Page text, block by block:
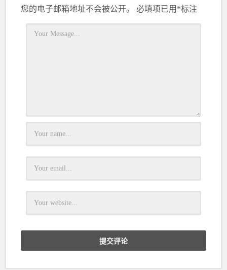
您的电子邮箱地址不会被公开。
必填项已用 *标注